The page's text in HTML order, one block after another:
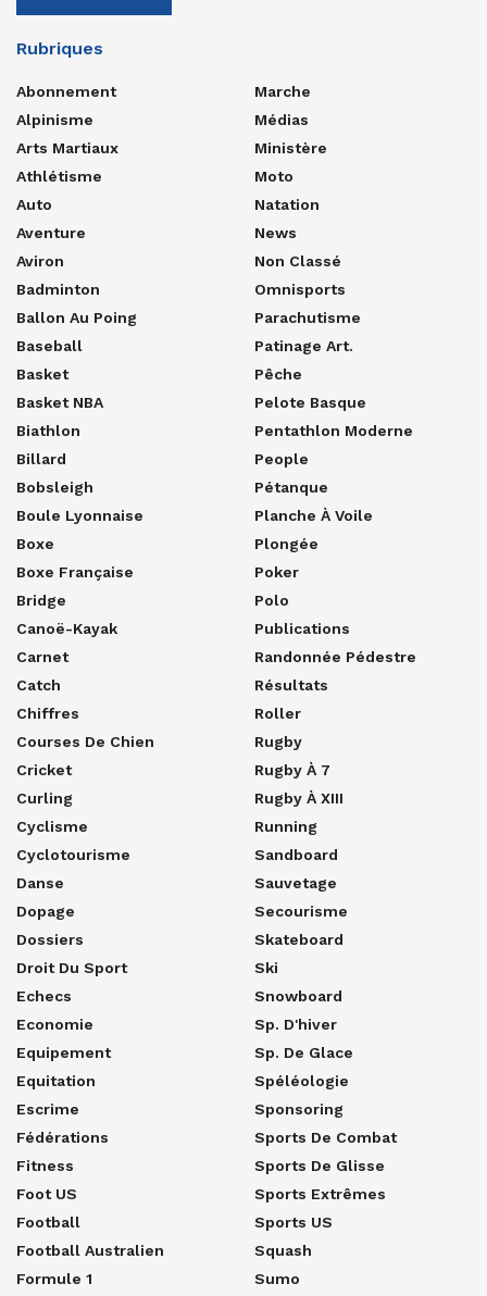
Rubriques
Abonnement
Alpinisme
Arts Martiaux
Athlétisme
Auto
Aventure
Aviron
Badminton
Ballon Au Poing
Baseball
Basket
Basket NBA
Biathlon
Billard
Bobsleigh
Boule Lyonnaise
Boxe
Boxe Française
Bridge
Canoë-Kayak
Carnet
Catch
Chiffres
Courses De Chien
Cricket
Curling
Cyclisme
Cyclotourisme
Danse
Dopage
Dossiers
Droit Du Sport
Echecs
Economie
Equipement
Equitation
Escrime
Fédérations
Fitness
Foot US
Football
Football Australien
Formule 1
Marche
Médias
Ministère
Moto
Natation
News
Non Classé
Omnisports
Parachutisme
Patinage Art.
Pêche
Pelote Basque
Pentathlon Moderne
People
Pétanque
Planche À Voile
Plongée
Poker
Polo
Publications
Randonnée Pédestre
Résultats
Roller
Rugby
Rugby À 7
Rugby À XIII
Running
Sandboard
Sauvetage
Secourisme
Skateboard
Ski
Snowboard
Sp. D'hiver
Sp. De Glace
Spéléologie
Sponsoring
Sports De Combat
Sports De Glisse
Sports Extrêmes
Sports US
Squash
Sumo